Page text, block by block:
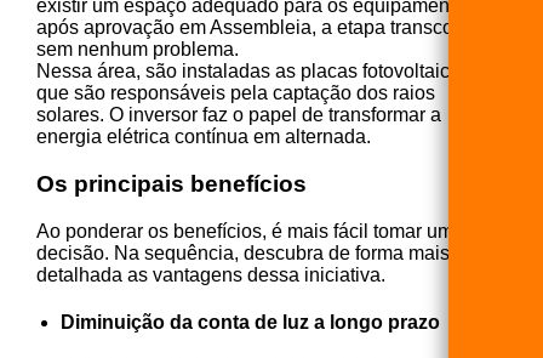
existir um espaço adequado para os equipamentos,
após aprovação em Assembleia, a etapa transcorre
sem nenhum problema.
Nessa área, são instaladas as placas fotovoltaicas,
que são responsáveis pela captação dos raios
solares. O inversor faz o papel de transformar a
energia elétrica contínua em alternada.
Os principais benefícios
Ao ponderar os benefícios, é mais fácil tomar uma
decisão. Na sequência, descubra de forma mais
detalhada as vantagens dessa iniciativa.
Diminuição da conta de luz a longo prazo